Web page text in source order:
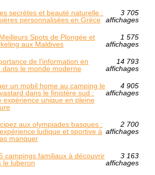
secrètes et beauté naturelle :
personnalisées en Grèce
3 705
affichages
Spots de Plongée et
aux Maldives
1 575
affichages
de l'information en
dans le monde moderne
14 793
affichages
un mobil home au camping le
dans le finistère sud :
expérience unique en pleine
4 905
affichages
aux olympiades basques :
ludique et sportive à
manquer
2 700
affichages
campings familiaux à découvrir
le luberon
3 163
affichages